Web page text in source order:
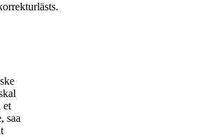
et
saa